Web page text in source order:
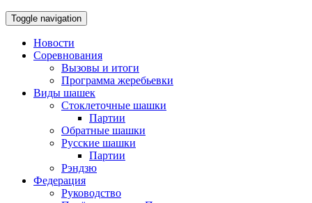
Toggle navigation
Новости
Соревнования
Вызовы и итоги
Программа жеребьевки
Виды шашек
Стоклеточные шашки
Партии
Обратные шашки
Русские шашки
Партии
Рэндзю
Федерация
Руководство